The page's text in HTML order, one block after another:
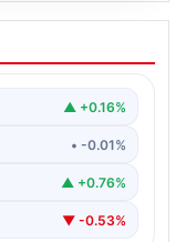
▲ +0.16%
• -0.01%
▲ +0.76%
▼ -0.53%